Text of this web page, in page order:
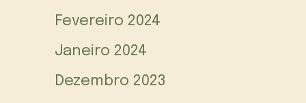
Fevereiro 2024
Janeiro 2024
Dezembro 2023